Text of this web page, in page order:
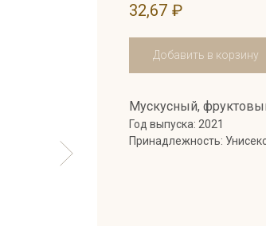
32,67 ₽
Добавить в корзину
Мускусный,
Год выпуска: 2021
Принадлежность: